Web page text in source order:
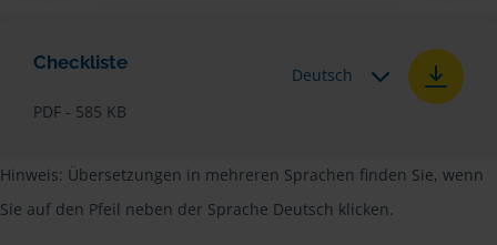
Checkliste
PDF - 585 KB
Deutsch
Hinweis: Übersetzungen in mehreren Sprachen finden Sie, wenn
Sie auf den Pfeil neben der Sprache Deutsch klicken.